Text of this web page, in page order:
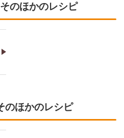
のほかのレシピ
のほかのレシピ